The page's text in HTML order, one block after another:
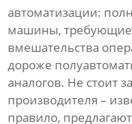
автоматизации:
машины,
вмешательства
дороже
аналогов. Не стоит
производителя –
правило,